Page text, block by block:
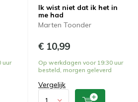
uur
Ik wist niet dat ik het in
me had
Marten Toonder
€ 10,99
Op werkdagen voor 19:30 uur
besteld, morgen geleverd
Vergelijk